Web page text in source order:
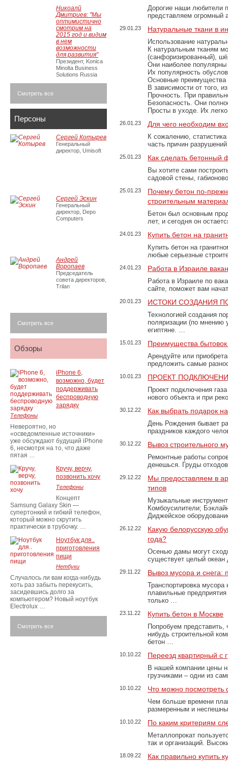
Дорогие наши любители
представляем огромный
29.01.23 Натуральные ткани в
Использование
К натуральным тканям
(санфоризированный),
Они наиболее популярны
Их популярность
Основные преимущества
В зависимости от того,
Прочность. При
Безопасность. Они
Просты в уходе. Их
26.01.23 Для чего необходим
К сожалению,
часть причин
25.01.23 Как сделать бетонный
Вы хотите сами
садовой стены,
25.01.23
Почему бетон по-
строительным
Бетон был основным
лет, и сегодня он
24.01.23 Купить бетон на
Купить бетон на
любые серьезные
24.01.23 Работа в Израиле
Работа в Израиле по
сайте, поможет вам
20.01.23 ИСТОКИ СОЗДАНИЯ
Технологией создания
поляризации (по
египтяне. …
15.01.23 Преимущества
Арендуйте или
предложить самые
10.01.23 ПРОЕКТ
Проект подключения
нового объекта и при
30.12.22 Как выбрать подарок
День Рождения бывает
праздников каждого
30.12.22 Вывоз строительного
Ремонтные работы
денешься. Груды
29.12.22
Мы предоставляем в
типов
Музыкальные
Комбоусилители;
Диджейское
26.12.22
Какую белорусскую
года?
Осенью дамы могут
существует целый
29.11.22 Вывоз мусора и
Транспортировка
плавильные
только …
23.11.22 Купить бетон в Москве
Попробуем представить,
нибудь строительной
бетон …
10.10.22 Переезд квартирный с
В нашей компании цены
грузчиками – одни из
10.10.22 Что можно посмотреть
Чем больше времени
размеренным и
10.10.22 По каким критериям
Металлопрокат
так и организаций.
18.09.22 Как правильно купить
Никоалй
Дмитриев: "Мы
оптимистично
смотрим на
2015 год и видим
в нем
возможности
для развития"
Президент, Konica
Minolta Business
Solutions Russia
Смотреть все
Персоны
Сергей Котырев
Генеральный
директор, Umisoft
Сергей Эскин
Генеральный
директор, Depo
Computers
Андрей
Воропаев
Председатель
совета директоров,
Trilan
Смотреть все
Обзоры
iPhone 6,
возможно, будет
поддерживать
беспроводную
зарядку
Телефоны
Невероятно, но
«осведомленные источники»
уже обсуждают будущий iPhone
6, несмотря на то, что даже
пятая …
Кручу, верчу,
позвонить хочу
Телефоны
Концепт
Samsung Galaxy Skin —
супертонкий и гибкий телефон,
который можно скрутить
практически в трубочку. …
Ноутбук для..
приготовления
пищи
Нетбуки
Случалось ли вам когда-нибудь
хоть раз забыть перекусить,
засидевшись долго за
компьютером? Новый ноутбук
Electrolux …
Смотреть все